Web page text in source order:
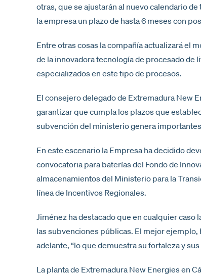
otras, que se ajustarán al nuevo calendario
la empresa un plazo de hasta 6 meses con
Entre otras cosas la compañía actualizará el
de la innovadora tecnología de procesado de
especializados en este tipo de procesos.
El consejero delegado de Extremadura New
garantizar que cumpla los plazos que
subvención del ministerio genera
En este escenario la Empresa ha decidido
convocatoria para baterías del Fondo de
almacenamientos del Ministerio para la
línea de Incentivos Regionales.
Jiménez ha destacado que en cualquier
las subvenciones públicas. El mejor
adelante, “lo que demuestra su fortaleza y
La planta de Extremadura New Energies en